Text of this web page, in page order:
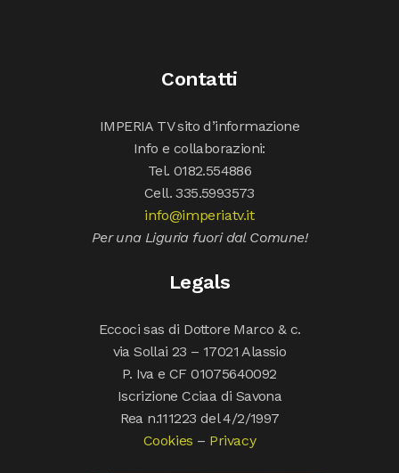
Contatti
IMPERIA TV sito d’informazione
Info e collaborazioni:
Tel. 0182.554886
Cell. 335.5993573
info@imperiatv.it
Per una Liguria fuori dal Comune!
Legals
Eccoci sas di Dottore Marco & c.
via Sollai 23 – 17021 Alassio
P. Iva e CF 01075640092
Iscrizione Cciaa di Savona
Rea n.111223 del 4/2/1997
Cookies – Privacy